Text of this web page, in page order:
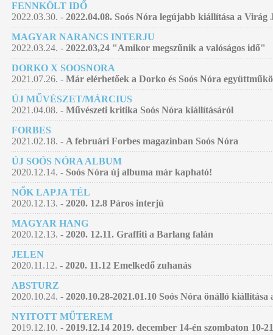
FENNKÖLT IDŐ
2022.03.30. - 2022.04.08. Soós Nóra legújabb kiállítása a Virág
MAGYAR NARANCS INTERJU
2022.03.24. - 2022.03,24 "Amikor megszűnik a valóságos idő"
DORKO X SOOSNORA
2021.07.26. - Már elérhetőek a Dorko és Soós Nóra
ÚJ MŰVÉSZET/MÁRCIUS
2021.04.08. - Művészeti kritika Soós Nóra kiállításáról
FORBES
2021.02.18. - A februári Forbes magazinban Soós Nóra
ÚJ SOÓS NÓRA ALBUM
2020.12.14. - Soós Nóra új albuma már kapható!
NŐK LAPJA TÉL
2020.12.13. - 2020. 12.8 Páros interjú
MAGYAR HANG
2020.12.13. - 2020. 12.11. Graffiti a Barlang falán
JELEN
2020.11.12. - 2020. 11.12 Emelkedő zuhanás
ABSTURZ
2020.10.24. - 2020.10.28-2021.01.10 Soós Nóra önálló
NYITOTT MŰTEREM
2019.12.10. - 2019.12.14 2019. december 14-én szombaton 10-